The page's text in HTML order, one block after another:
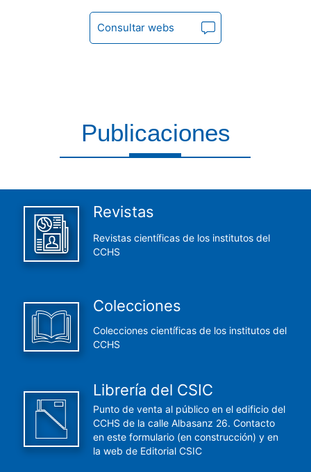
Consultar webs
Publicaciones
Revistas
Revistas científicas de los institutos del
CCHS
Colecciones
Colecciones científicas de los institutos del
CCHS
Librería del CSIC
Punto de venta al público en el edificio del
CCHS de la calle Albasanz 26. Contacto
en este formulario (en construcción) y en
la web de Editorial CSIC